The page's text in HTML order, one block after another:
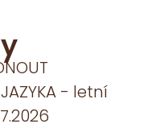
JAZYKA - letní